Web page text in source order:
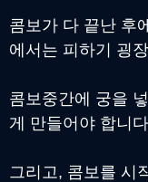
콤보가 다 끝난 후
에서는 피하기 굉
콤보중간에 궁을
게 만들어야 합니
그리고, 콤보를 시